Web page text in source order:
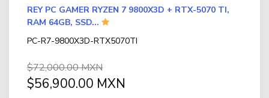
REY PC GAMER RYZEN 7 9800X3D + RTX-5070 TI,
RAM 64GB, SSD...
PC-R7-9800X3D-RTX5070TI
$72,000.00 MXN
$56,900.00 MXN